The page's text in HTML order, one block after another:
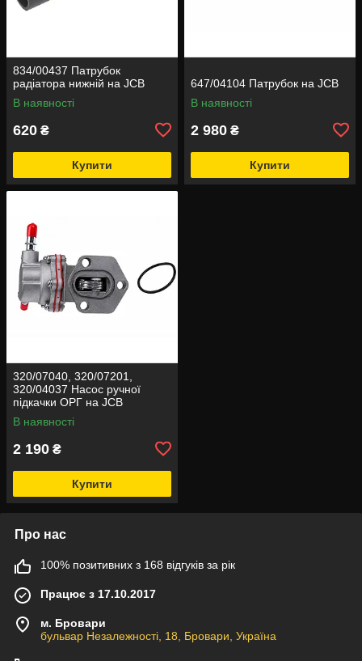
834/00437 Патрубок
радіатора нижній на JCB
В наявності
620 ₴
Купити
647/04104 Патрубок на JCB
В наявності
2 980 ₴
Купити
320/07040, 320/07201,
320/04037 Насос ручної
підкачки ОРГ на JCB
В наявності
2 190 ₴
Купити
Про нас
100% позитивних з 168 відгуків за рік
Працює з 17.10.2017
м. Бровари
бульвар Незалежності, 18, Бровари, Україна